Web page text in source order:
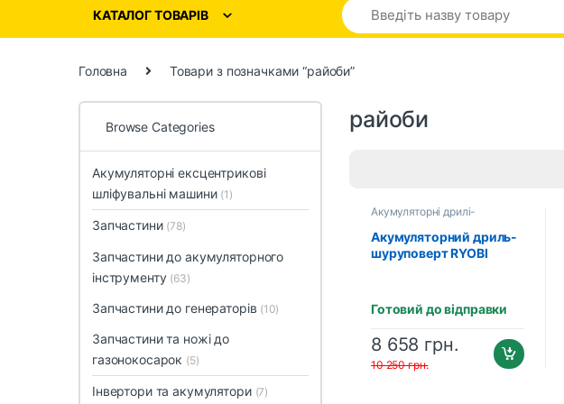
КАТАЛОГ ТОВАРІВ
Головна Товари з позначками “райоби”
райоби
Акумуляторні дрилі-
шуруповерти
Акумуляторний дриль-
шуруповерт RYOBI
адаптер PA-MT21R,
зарядний пристрій)
Готовий до відправки
8 658 грн.
10 250грн.
Browse Categories
Акумуляторні ексцентрикові
шліфувальні машини (1)
Запчастини (78)
Запчастини до акумуляторного
інструменту (63)
Запчастини до генераторів (10)
Запчастини та ножі до
газонокосарок (5)
Інвертори та акумулятори (7)